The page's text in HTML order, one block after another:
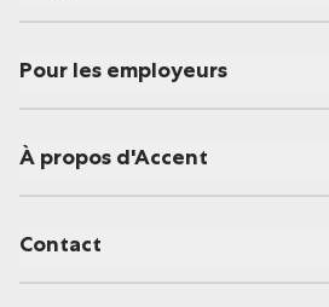
Pour les employeurs
À propos d'Accent
Contact